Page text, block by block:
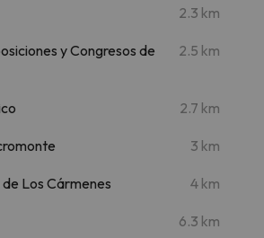
2.3 km
y Congresos de
2.5 km
2.7 km
3 km
Los Cármenes 4 km
6.3 km